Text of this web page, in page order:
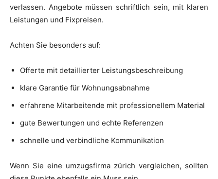
verlassen. Angebote müssen schriftlich sein, mit klaren
Leistungen und Fixpreisen.
Achten Sie besonders auf:
Offerte mit detaillierter Leistungsbeschreibung
klare Garantie für Wohnungsabnahme
erfahrene Mitarbeitende mit professionellem Material
gute Bewertungen und echte Referenzen
schnelle und verbindliche Kommunikation
Wenn Sie eine umzugsfirma zürich vergleichen, sollten